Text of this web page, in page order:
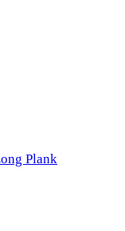
Plank